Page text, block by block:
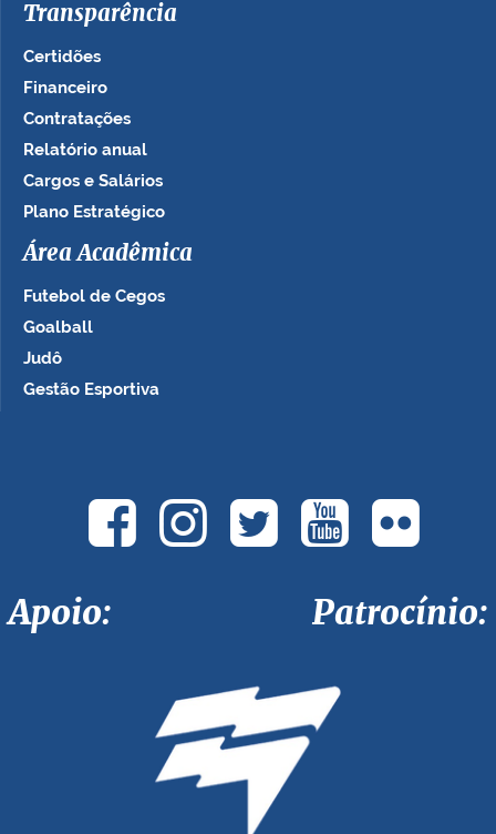
Transparência
Certidões
Financeiro
Contratações
Relatório anual
Cargos e Salários
Plano Estratégico
Área Acadêmica
Futebol de Cegos
Goalball
Judô
Gestão Esportiva
Apoio: Patrocínio: